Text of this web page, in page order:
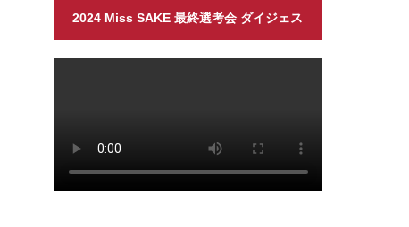
2024 Miss SAKE 最終選考会 ダイジェス
ト